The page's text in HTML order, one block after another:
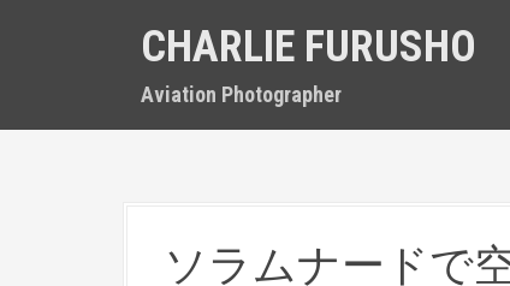
CHARLIE FURUSHO
Aviation Photographer
ソラムナードで